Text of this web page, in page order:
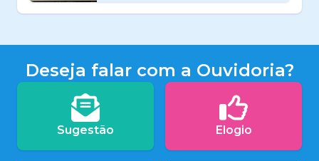
Deseja falar com a Ouvidoria?
Sugestão Elogio